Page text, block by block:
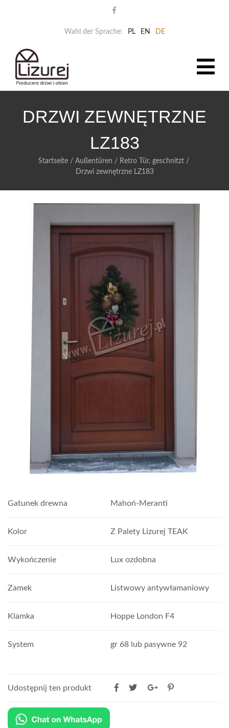
Wahl der Sprache: PL EN DE
DRZWI ZEWNĘTRZNE
LZ183
Startseite/ Außentüren / Retro Tür, geschnitzt/
Drzwi zewnętrzne LZ183
Gatunek drewna Mahoń-Meranti
Kolor Z Palety Lizurej TEAK
Wykończenie Lux ozdobna
Zamek Listwowy antywłamaniowy
Klamka Hoppe London F4
System gr 68 lub pasywne 92
Udostępnij ten produkt